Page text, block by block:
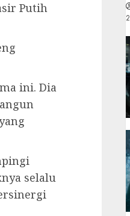
Putih
ini. Dia
selalu